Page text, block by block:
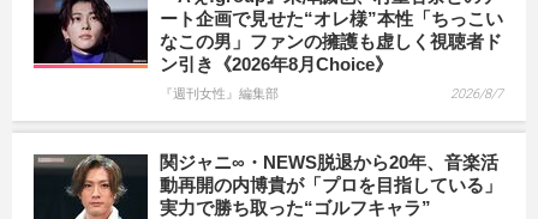
ート企画で見せた“オレ様”本性「ちっこい
なこの男」ファンの擁護も虚しく視聴者ド
ン引き《2026年8月Choice》
『週刊女性』編集部 2026/8/7
関ジャニ∞・NEWS脱退から20年、音楽活
動再開の内博貴が「プロを目指している」
実力で勝ち取った“ゴルフキャラ”